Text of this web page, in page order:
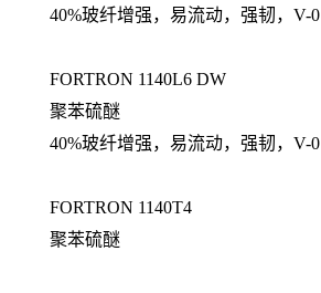
40%玻纤增强，易流动，强韧，V-0
FORTRON 1140L6 DW
聚苯硫醚
40%玻纤增强，易流动，强韧，V-0
FORTRON 1140T4
聚苯硫醚